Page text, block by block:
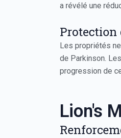
a révélé une
Protection
Les propriétés
de Parkinson.
progression de
Lion's